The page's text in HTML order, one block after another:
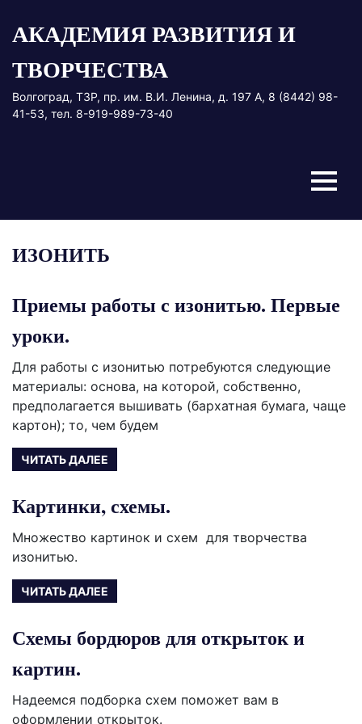
содержимому
АКАДЕМИЯ РАЗВИТИЯ И
ТВОРЧЕСТВА
Волгоград, ТЗР, пр. им. В.И. Ленина, д. 197 А, 8 (8442) 98-
41-53, тел. 8-919-989-73-40
Меню
ИЗОНИТЬ
Приемы работы с изонитью. Первые
уроки.
Для работы с изонитью потребуются следующие
материалы: основа, на которой, собственно,
предполагается вышивать (бархатная бумага, чаще
картон); то, чем будем
ЧИТАТЬ ДАЛЕЕ
Картинки, схемы.
Множество картинок и схем для творчества
изонитью.
ЧИТАТЬ ДАЛЕЕ
Схемы бордюров для открыток и
картин.
Надеемся подборка схем поможет вам в
оформлении открыток.